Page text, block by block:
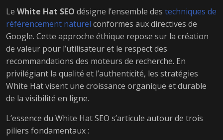
Le White Hat SEO désigne l’ensemble des techniques de
référencement naturel conformes aux directives de
Google. Cette approche éthique repose sur la création
de valeur pour l’utilisateur et le respect des
recommandations des moteurs de recherche. En
privilégiant la qualité et l’authenticité, les stratégies
White Hat visent une croissance organique et durable
de la visibilité en ligne.
L’essence du White Hat SEO s’articule autour de trois
piliers fondamentaux :